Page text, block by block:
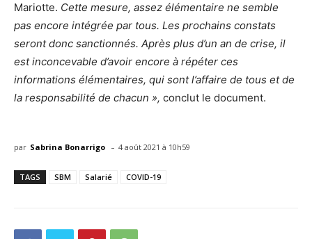
Mariotte. Cette mesure, assez élémentaire ne semble
pas encore intégrée par tous. Les prochains constats
seront donc sanctionnés. Après plus d’un an de crise, il
est inconcevable d’avoir encore à répéter ces
informations élémentaires, qui sont l’affaire de tous et de
la responsabilité de chacun », conclut le document.
par Sabrina Bonarrigo - 4 août 2021 à 10h59
TAGS SBM Salarié COVID-19